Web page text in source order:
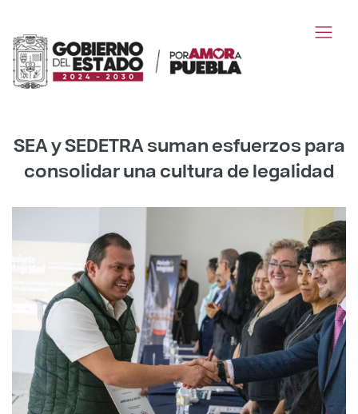
SEA y SEDETRA suman esfuerzos para
consolidar una cultura de legalidad